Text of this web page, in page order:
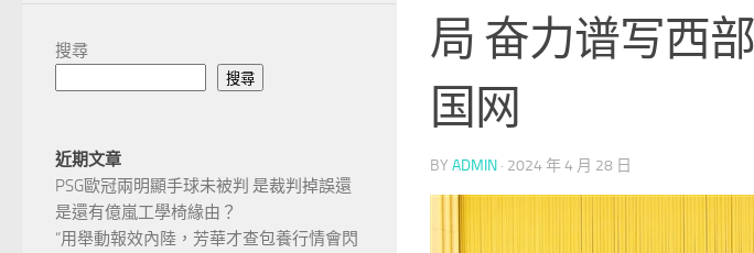
局 奋力谱写西
国网
BY ADMIN · 2024 年 4 月 28 日
搜尋
搜尋
近期文章
PSG歐冠兩明顯手球未被判 是裁判掉誤還
是還有億嵐工學椅緣由？
“用舉動報效內陸，芳華才查包養行情會閃